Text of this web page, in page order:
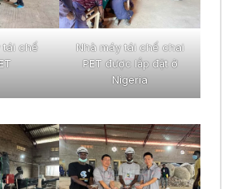
tái chế
Nhà máy tái chế chai
PET được lắp đặt ở
Nigeria